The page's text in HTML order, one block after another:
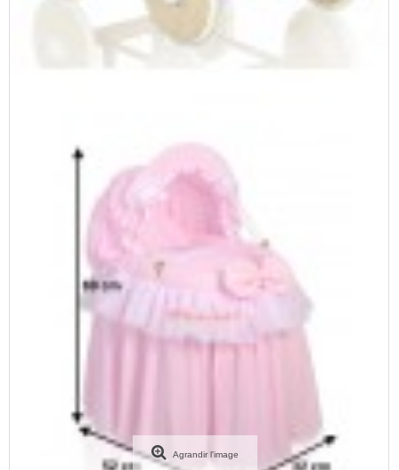
Agrandir l'image